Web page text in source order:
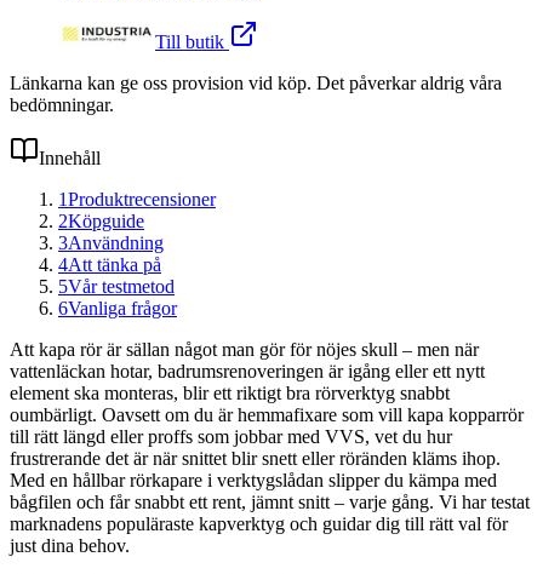
Till butik
Länkarna kan ge oss provision vid köp. Det påverkar aldrig våra
bedömningar.
Innehåll
1Produktrecensioner
2Köpguide
3Användning
4Att tänka på
5Vår testmetod
6Vanliga frågor
Att kapa rör är sällan något man gör för nöjes skull – men när
vattenläckan hotar, badrumsrenoveringen är igång eller ett nytt
element ska monteras, blir ett riktigt bra rörverktyg snabbt
oumbärligt. Oavsett om du är hemmafixare som vill kapa kopparrör
till rätt längd eller proffs som jobbar med VVS, vet du hur
frustrerande det är när snittet blir snett eller röränden kläms ihop.
Med en hållbar rörkapare i verktygslådan slipper du kämpa med
bågfilen och får snabbt ett rent, jämnt snitt – varje gång. Vi har testat
marknadens populäraste kapverktyg och guidar dig till rätt val för
just dina behov.